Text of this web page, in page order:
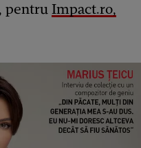
pentru Impact.ro,